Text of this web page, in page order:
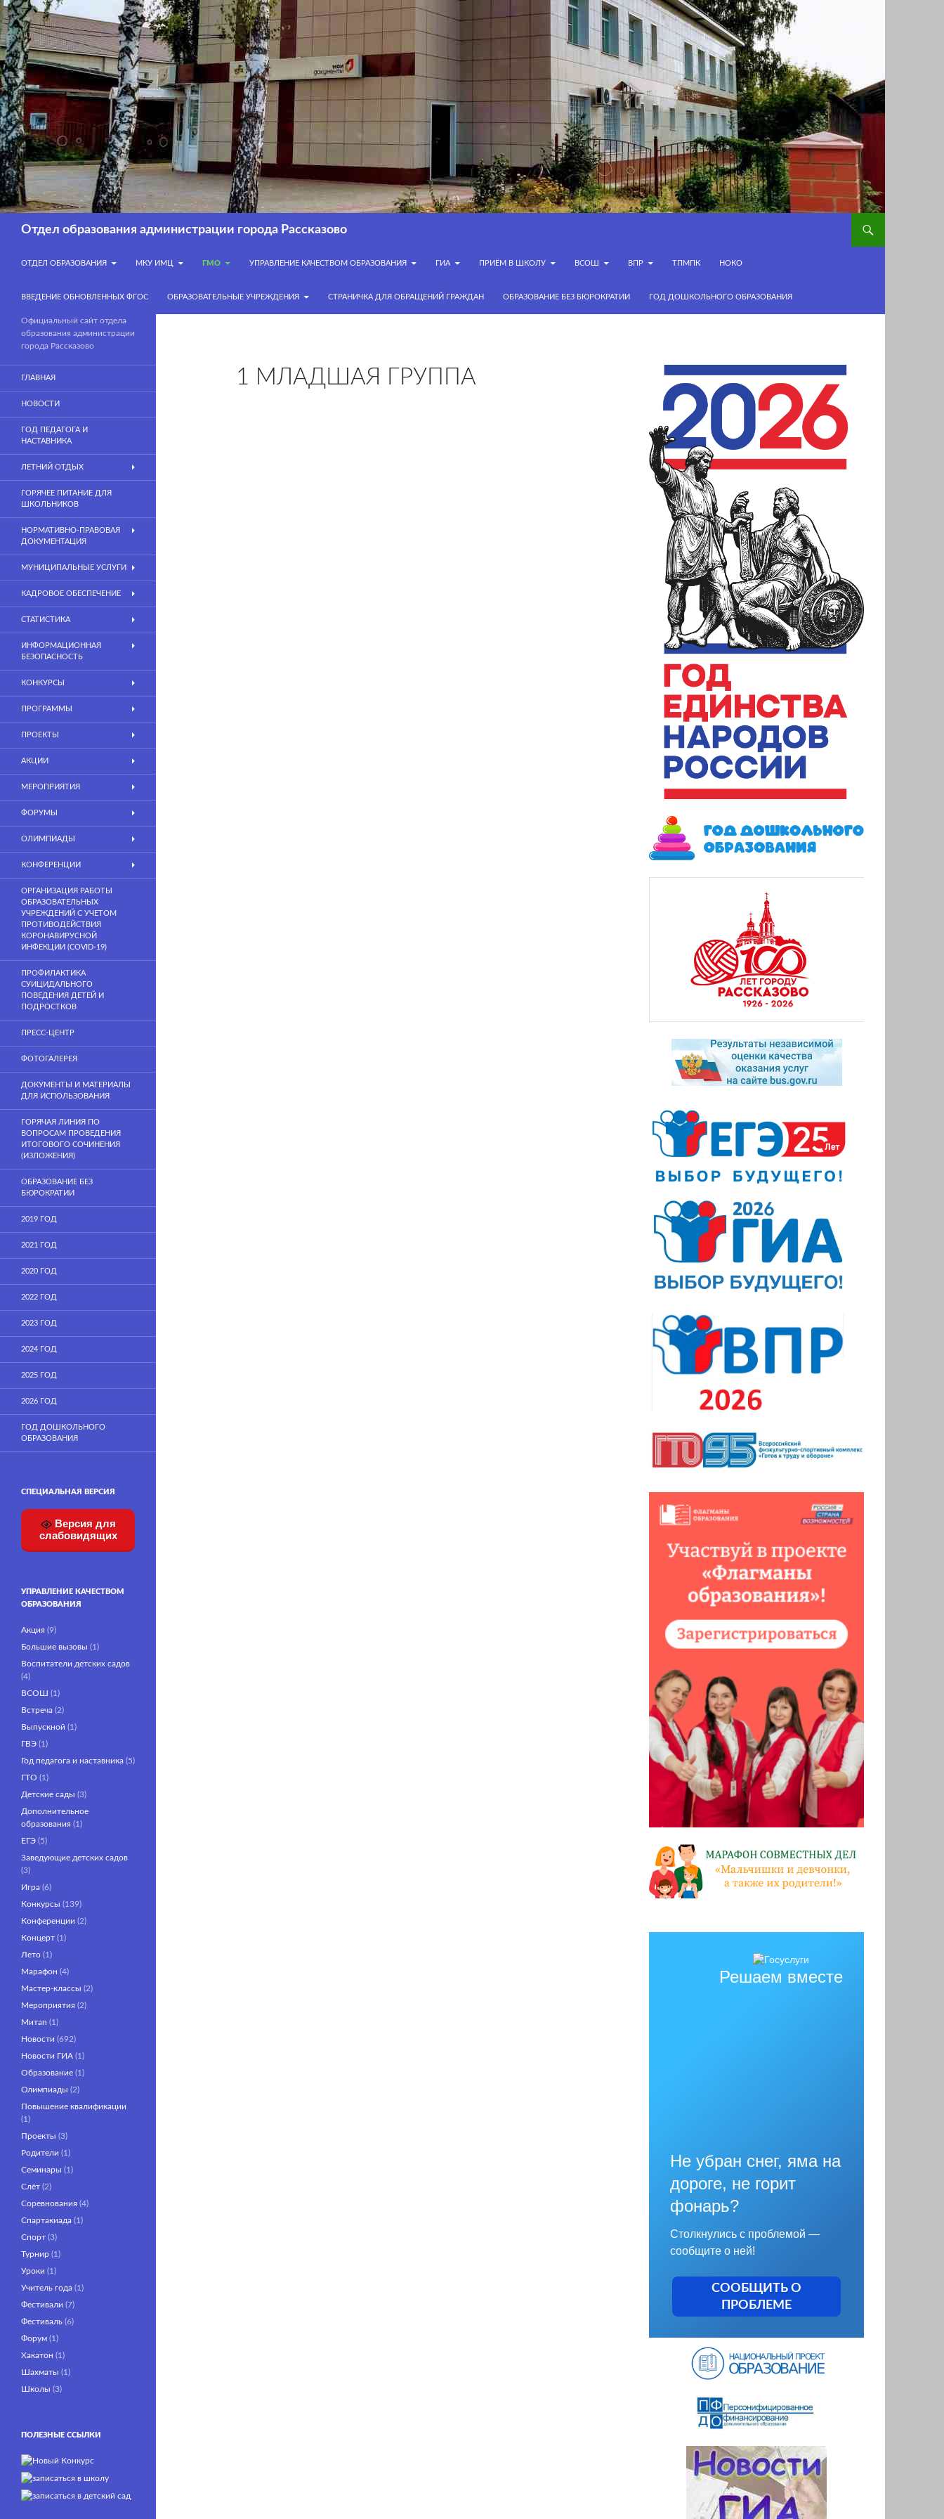
Перейти
к
содержимому
Отдел образования администрации города Рассказово
ОТДЕЛ ОБРАЗОВАНИЯ МКУ ИМЦ ГМО УПРАВЛЕНИЕ КАЧЕСТВОМ ОБРАЗОВАНИЯ ГИА ПРИЁМ В ШКОЛУ ВСОШ ВПР ТПМПК НОКО
ВВЕДЕНИЕ ОБНОВЛЕННЫХ ФГОС ОБРАЗОВАТЕЛЬНЫЕ УЧРЕЖДЕНИЯ СТРАНИЧКА ДЛЯ ОБРАЩЕНИЙ ГРАЖДАН ОБРАЗОВАНИЕ БЕЗ БЮРОКРАТИИ ГОД ДОШКОЛЬНОГО ОБРАЗОВАНИЯ
1 МЛАДШАЯ ГРУППА
Решаем вместе
Не убран снег, яма на
дороге, не горит
фонарь?
Столкнулись с проблемой —
сообщите о ней!
СООБЩИТЬ О
ПРОБЛЕМЕ
Официальный сайт отдела
образования администрации
города Рассказово
ГЛАВНАЯ
НОВОСТИ
ГОД ПЕДАГОГА И
НАСТАВНИКА
ЛЕТНИЙ ОТДЫХ
ГОРЯЧЕЕ ПИТАНИЕ ДЛЯ
ШКОЛЬНИКОВ
НОРМАТИВНО-ПРАВОВАЯ
ДОКУМЕНТАЦИЯ
МУНИЦИПАЛЬНЫЕ УСЛУГИ
КАДРОВОЕ ОБЕСПЕЧЕНИЕ
СТАТИСТИКА
ИНФОРМАЦИОННАЯ
БЕЗОПАСНОСТЬ
КОНКУРСЫ
ПРОГРАММЫ
ПРОЕКТЫ
АКЦИИ
МЕРОПРИЯТИЯ
ФОРУМЫ
ОЛИМПИАДЫ
КОНФЕРЕНЦИИ
ОРГАНИЗАЦИЯ РАБОТЫ
ОБРАЗОВАТЕЛЬНЫХ
УЧРЕЖДЕНИЙ С УЧЕТОМ
ПРОТИВОДЕЙСТВИЯ
КОРОНАВИРУСНОЙ
ИНФЕКЦИИ (COVID-19)
ПРОФИЛАКТИКА
СУИЦИДАЛЬНОГО
ПОВЕДЕНИЯ ДЕТЕЙ И
ПОДРОСТКОВ
ПРЕСС-ЦЕНТР
ФОТОГАЛЕРЕЯ
ДОКУМЕНТЫ И МАТЕРИАЛЫ
ДЛЯ ИСПОЛЬЗОВАНИЯ
ГОРЯЧАЯ ЛИНИЯ ПО
ВОПРОСАМ ПРОВЕДЕНИЯ
ИТОГОВОГО СОЧИНЕНИЯ
(ИЗЛОЖЕНИЯ)
ОБРАЗОВАНИЕ БЕЗ
БЮРОКРАТИИ
2019 ГОД
2021 ГОД
2020 ГОД
2022 ГОД
2023 ГОД
2024 ГОД
2025 ГОД
2026 ГОД
ГОД ДОШКОЛЬНОГО
ОБРАЗОВАНИЯ
СПЕЦИАЛЬНАЯ ВЕРСИЯ
Версия для
слабовидящих
УПРАВЛЕНИЕ КАЧЕСТВОМ
ОБРАЗОВАНИЯ
Акция (9)
Большие вызовы (1)
Воспитатели детских садов
(4)
ВСОШ (1)
Встреча (2)
Выпускной (1)
ГВЭ (1)
Год педагога и наставника (5)
ГТО (1)
Детские сады (3)
Дополнительное
образования (1)
ЕГЭ (5)
Заведующие детских садов
(3)
Игра (6)
Конкурсы (139)
Конференции (2)
Концерт (1)
Лето (1)
Марафон (4)
Мастер-классы (2)
Мероприятия (2)
Митап (1)
Новости (692)
Новости ГИА (1)
Образование (1)
Олимпиады (2)
Повышение квалификации
(1)
Проекты (3)
Родители (1)
Семинары (1)
Слёт (2)
Соревнования (4)
Спартакиада (1)
Спорт (3)
Турнир (1)
Уроки (1)
Учитель года (1)
Фестивали (7)
Фестиваль (6)
Форум (1)
Хакатон (1)
Шахматы (1)
Школы (3)
ПОЛЕЗНЫЕ ССЫЛКИ